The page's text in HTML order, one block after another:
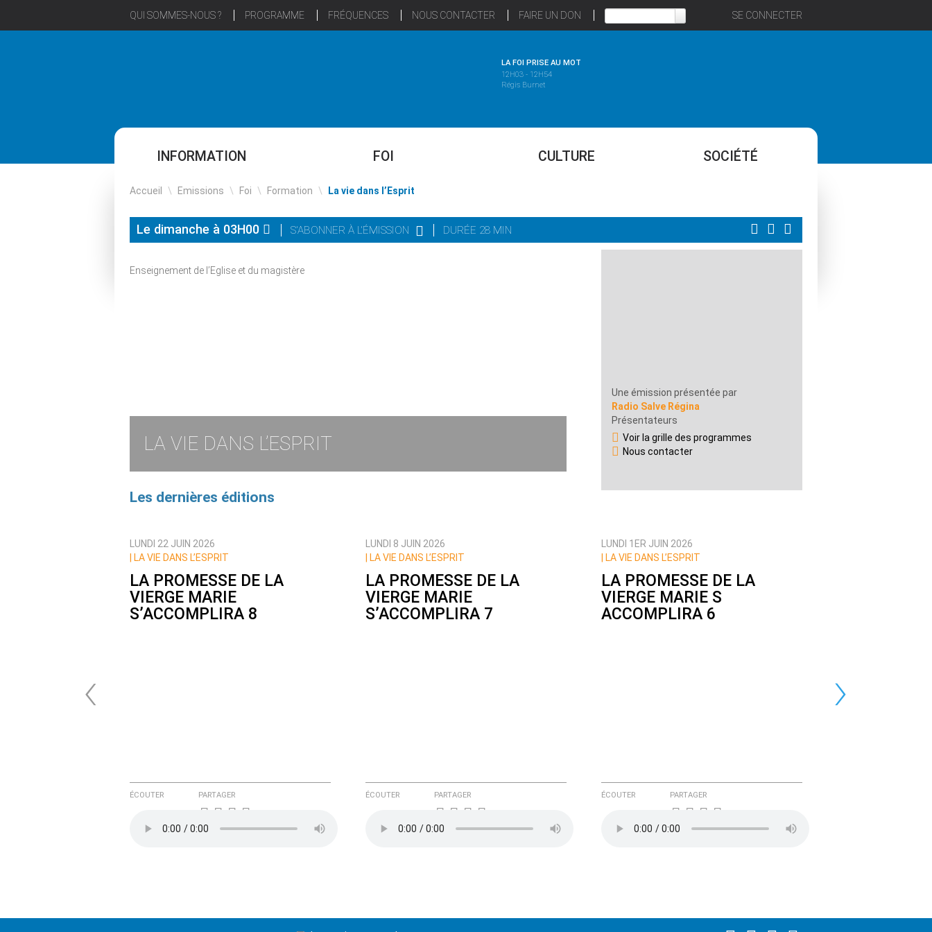
QUI SOMMES-NOUS ? PROGRAMME FRÉQUENCES NOUS CONTACTER FAIRE UN DON SE CONNECTER
LA FOI PRISE AU MOT
12H03 - 12H54
Régis Burnet
INFORMATION FOI CULTURE SOCIÉTÉ
Accueil \ Emissions \ Foi \ Formation \ La vie dans l’Esprit
Le dimanche à 03H00 S'ABONNER À L'ÉMISSION DURÉE 28 MIN
LA VIE DANS L’ESPRIT
Enseignement de l’Eglise et du magistère
Une émission présentée par
Radio Salve Régina
Présentateurs
Voir la grille des programmes
Nous contacter
Les dernières éditions
‹ ›
LUNDI 22 JUIN 2026
| LA VIE DANS L’ESPRIT
LA PROMESSE DE LA
VIERGE MARIE
S’ACCOMPLIRA 8
ÉCOUTER PARTAGER
LUNDI 8 JUIN 2026
| LA VIE DANS L’ESPRIT
LA PROMESSE DE LA
VIERGE MARIE
S’ACCOMPLIRA 7
ÉCOUTER PARTAGER
LUNDI 1ER JUIN 2026
| LA VIE DANS L’ESPRIT
LA PROMESSE DE LA
VIERGE MARIE S
ACCOMPLIRA 6
ÉCOUTER PARTAGER